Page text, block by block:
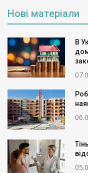
Нові матеріали
В